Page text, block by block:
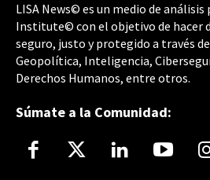
LISA News© es un medio de
Institute© con el objetivo de hacer
seguro, justo y protegido a través
Geopolítica, Inteligencia,
Derechos Humanos, entre otros.
Súmate a la Comunidad: